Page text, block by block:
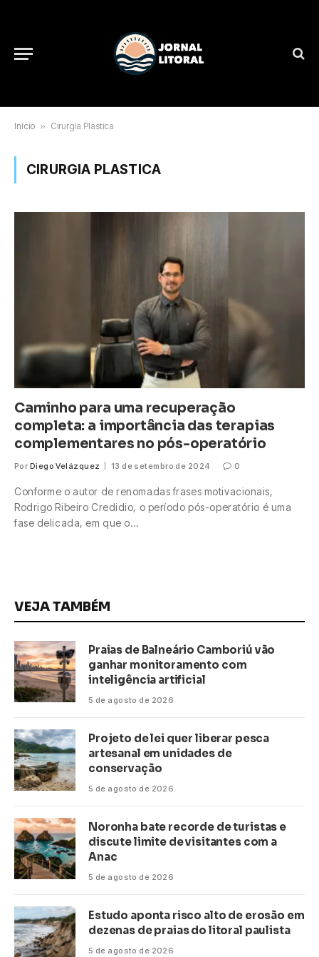
Início » Cirurgia Plastica
CIRURGIA PLASTICA
Caminho para uma recuperação
completa: a importância das terapias
complementares no pós-operatório
Por Diego Velázquez 13 de setembro de 2024 0
Conforme o autor de renomadas frases motivacionais,
Rodrigo Ribeiro Credidio, o período pós-operatório é uma
fase delicada, em que o…
VEJA TAMBÉM
Praias de Balneário Camboriú vão
ganhar monitoramento com
inteligência artificial
5 de agosto de 2026
Projeto de lei quer liberar pesca
artesanal em unidades de
conservação
5 de agosto de 2026
Noronha bate recorde de turistas e
discute limite de visitantes com a
Anac
5 de agosto de 2026
Estudo aponta risco alto de erosão em
dezenas de praias do litoral paulista
5 de agosto de 2026